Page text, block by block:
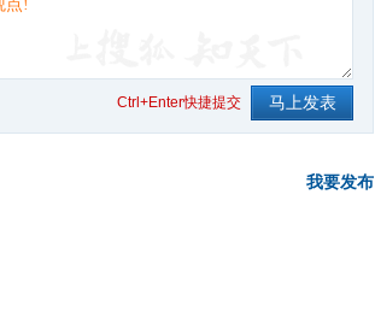
Ctrl+Enter快捷提交
我要发布